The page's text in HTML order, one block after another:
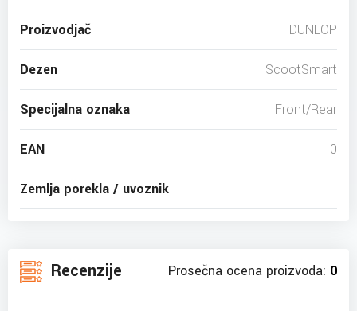
Proizvodjač DUNLOP
Dezen ScootSmart
Specijalna oznaka Front/Rear
EAN 0
Zemlja porekla / uvoznik
Recenzije Prosečna ocena proizvoda: 0